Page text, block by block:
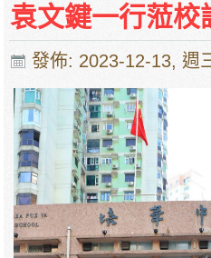
袁文鍵一行蒞校
發佈: 2023-12-13, 週